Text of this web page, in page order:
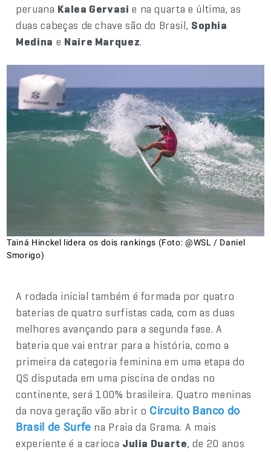
peruana Kalea Gervasi e na quarta e última, as
duas cabeças de chave são do Brasil, Sophia
Medina e Naire Marquez.
Tainá Hinckel lidera os dois rankings (Foto: @WSL / Daniel
Smorigo)
A rodada inicial também é formada por quatro
baterias de quatro surfistas cada, com as duas
melhores avançando para a segunda fase. A
bateria que vai entrar para a história, como a
primeira da categoria feminina em uma etapa do
QS disputada em uma piscina de ondas no
continente, será 100% brasileira. Quatro meninas
da nova geração vão abrir o Circuito Banco do
Brasil de Surfe na Praia da Grama. A mais
experiente é a carioca Julia Duarte, de 20 anos